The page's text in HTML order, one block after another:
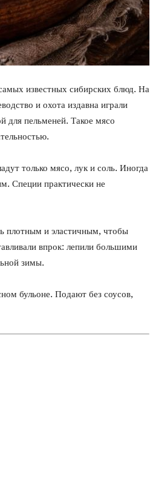
+
известных сибирских блюд. На
и охота издавна играли
для пельменей. Такое мясо
только мясо, лук и соль. Иногда
Специи практически не
плотным и эластичным, чтобы
впрок: лепили большими
зимы.
бульоне. Подают без соусов,